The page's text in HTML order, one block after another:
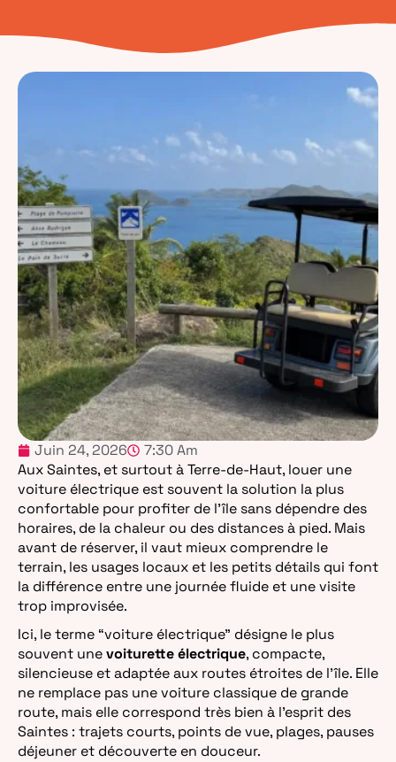
Juin 24, 2026
7:30 Am
Aux Saintes, et surtout à Terre-de-Haut, louer une
voiture électrique est souvent la solution la plus
confortable pour profiter de l’île sans dépendre des
horaires, de la chaleur ou des distances à pied. Mais
avant de réserver, il vaut mieux comprendre le
terrain, les usages locaux et les petits détails qui font
la différence entre une journée fluide et une visite
trop improvisée.
Ici, le terme “voiture électrique” désigne le plus
souvent unevoiturette électrique, compacte,
silencieuse et adaptée aux routes étroites de l’île. Elle
ne remplace pas une voiture classique de grande
route, mais elle correspond très bien à l’esprit des
Saintes : trajets courts, points de vue, plages, pauses
déjeuner et découverte en douceur.